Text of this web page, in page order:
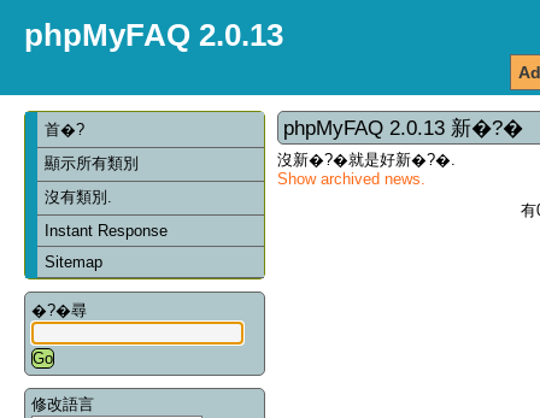
phpMyFAQ 2.0.13
首�?
顯示所有類別
沒有類別.
Instant Response
Sitemap
�?�尋
修改語言
phpMyFAQ 2.0.13 新�?�
沒新�?�就是好新�?�.
Show archived news.
有